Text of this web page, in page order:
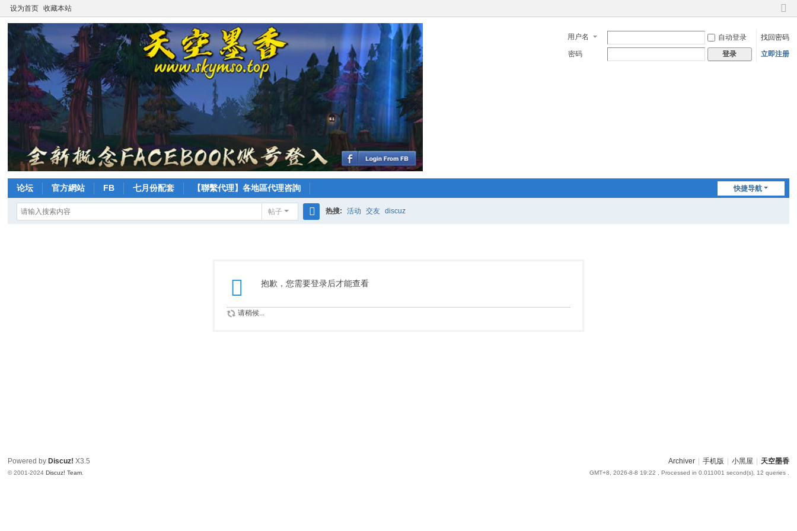
设为首页 收藏本站
切
到
窄
用户名 自动登录
找回密码
密码
登录 立即注册
快捷导航
论坛 官方網站 FB 七月份配套 【聯繫代理】各地區代理咨詢
帖子 热搜: 活动 交友 discuz
抱歉，您需要登录后才能查看
请稍候...
Archiver 手机版 小黑屋 天空墨香
GMT+8, 2026-8-8 19:22 , Processed in 0.011001 second(s), 12 queries .
Powered by Discuz! X3.5
© 2001-2024Discuz! Team